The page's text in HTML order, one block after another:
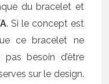
du bracelet et
. Si le concept est
ce bracelet ne
besoin d’être
sur le design.